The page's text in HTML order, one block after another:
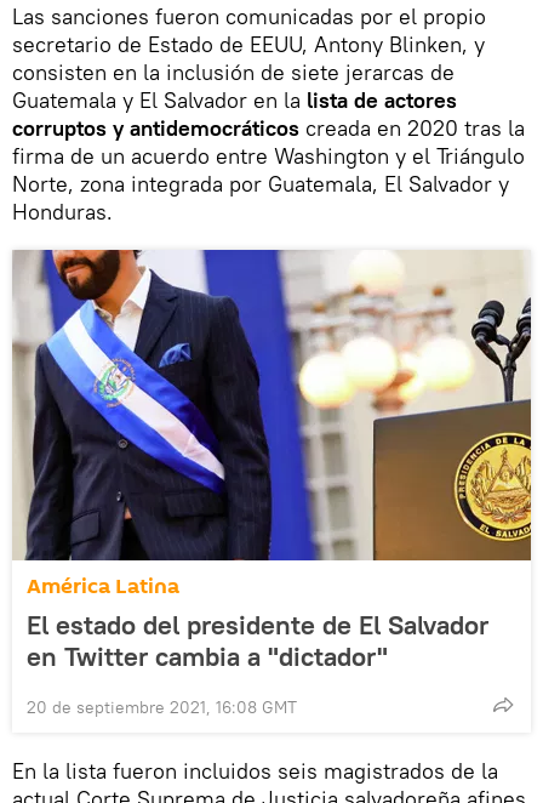
Las sanciones fueron comunicadas por el propio
secretario de Estado de EEUU, Antony Blinken, y
consisten en la inclusión de siete jerarcas de
Guatemala y El Salvador en la lista de actores
corruptos y antidemocráticos creada en 2020 tras la
firma de un acuerdo entre Washington y el Triángulo
Norte, zona integrada por Guatemala, El Salvador y
Honduras.
América Latina
El estado del presidente de El Salvador
en Twitter cambia a "dictador"
20 de septiembre 2021, 16:08 GMT
En la lista fueron incluidos seis magistrados de la